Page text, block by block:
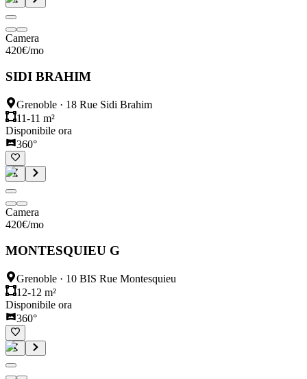
Camera
420€/mo
SIDI BRAHIM
Grenoble · 18 Rue Sidi Brahim
11-11 m²
Disponibile ora
360°
Camera
420€/mo
MONTESQUIEU G
Grenoble · 10 BIS Rue Montesquieu
12-12 m²
Disponibile ora
360°